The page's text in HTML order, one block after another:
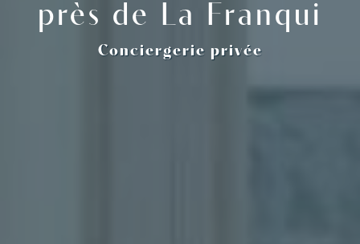
près de La Franqui
Conciergerie privée